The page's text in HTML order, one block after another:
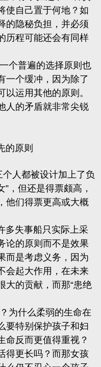
使自己置于何地？如
的隐秘负担，并必须
程可能还会有同样
个普遍的选择原则也
一个缓冲，因为除了
运用其他的原则。
人的矛盾就非常尖锐
的原则
个人都被设计加上了负
”，但还是得票颇高，
他们得票更高或大概
多失事船只实际上采
论的原则而不是效果
而是考虑义务 ，因为
会起大作用，在未来
大的贡献，而那“患绝
为什么柔弱的生命在
要特别保护孩子和妇
命反而更值得重视？
得更长吗？而那女孩